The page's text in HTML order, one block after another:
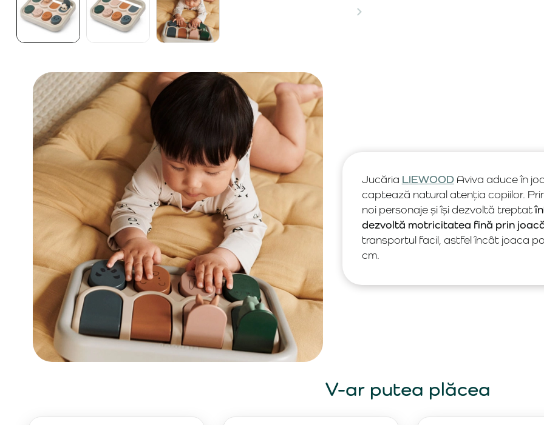
Jucăria LIEWOODAviva aduce în
captează natural atenția copiilor.
noi personaje și își dezvoltă treptat
dezvoltă motricitatea fină prin
transportul facil, astfel încât joaca
cm.
V-ar putea plăcea